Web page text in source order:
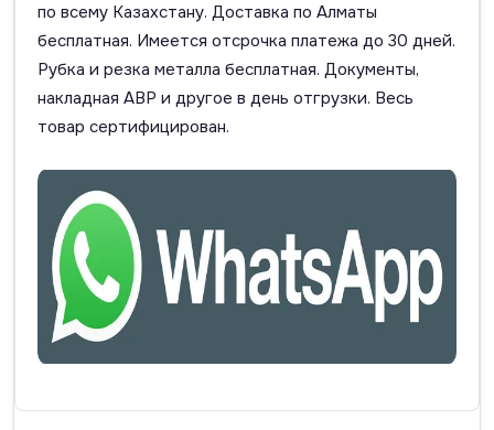
по всему Казахстану. Доставка по Алматы
бесплатная. Имеется отсрочка платежа до 30 дней.
Рубка и резка металла бесплатная. Документы,
накладная АВР и другое в день отгрузки. Весь
товар сертифицирован.